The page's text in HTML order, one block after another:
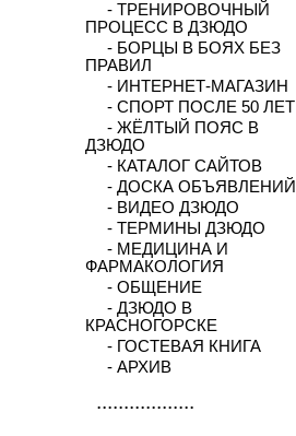
- ТРЕНИРОВОЧНЫЙ
ПРОЦЕСС В ДЗЮДО
- БОРЦЫ В БОЯХ БЕЗ
ПРАВИЛ
- ИНТЕРНЕТ-МАГАЗИН
- СПОРТ ПОСЛЕ 50 ЛЕТ
- ЖЁЛТЫЙ ПОЯС В
ДЗЮДО
- КАТАЛОГ САЙТОВ
- ДОСКА ОБЪЯВЛЕНИЙ
- ВИДЕО ДЗЮДО
- ТЕРМИНЫ ДЗЮДО
- МЕДИЦИНА И
ФАРМАКОЛОГИЯ
- ОБЩЕНИЕ
- ДЗЮДО В
КРАСНОГОРСКЕ
- ГОСТЕВАЯ КНИГА
- АРХИВ
..................